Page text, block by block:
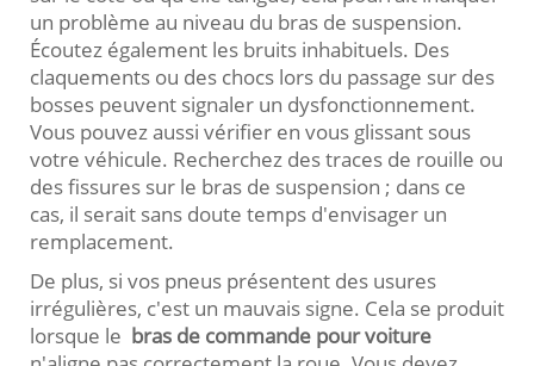
un problème au niveau du bras de suspension.
Écoutez également les bruits inhabituels. Des
claquements ou des chocs lors du passage sur des
bosses peuvent signaler un dysfonctionnement.
Vous pouvez aussi vérifier en vous glissant sous
votre véhicule. Recherchez des traces de rouille ou
des fissures sur le bras de suspension ; dans ce
cas, il serait sans doute temps d'envisager un
remplacement.
De plus, si vos pneus présentent des usures
irrégulières, c'est un mauvais signe. Cela se produit
lorsque le bras de commande pour voiture